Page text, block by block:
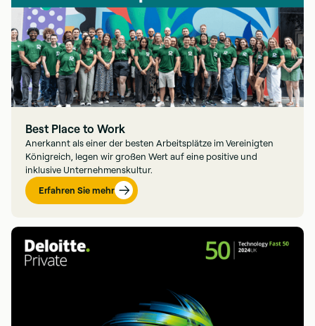
Best Place to Work
Anerkannt als einer der besten Arbeitsplätze im Vereinigten
Königreich, legen wir großen Wert auf eine positive und
inklusive Unternehmenskultur.
Erfahren Sie mehr